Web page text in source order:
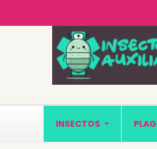
INSECTOS